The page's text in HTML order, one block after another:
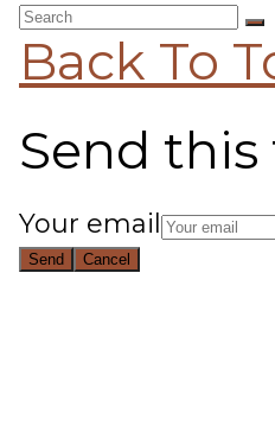
Back To
Send
Your email
Send Cancel